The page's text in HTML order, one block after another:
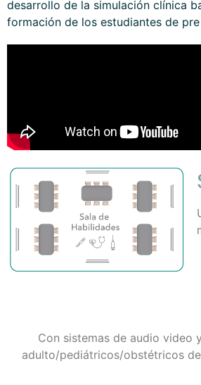
desarrollo de la simulación clínica
formación de los estudiantes de
Con sistemas de audio video
adulto/pediátricos/obstétricos